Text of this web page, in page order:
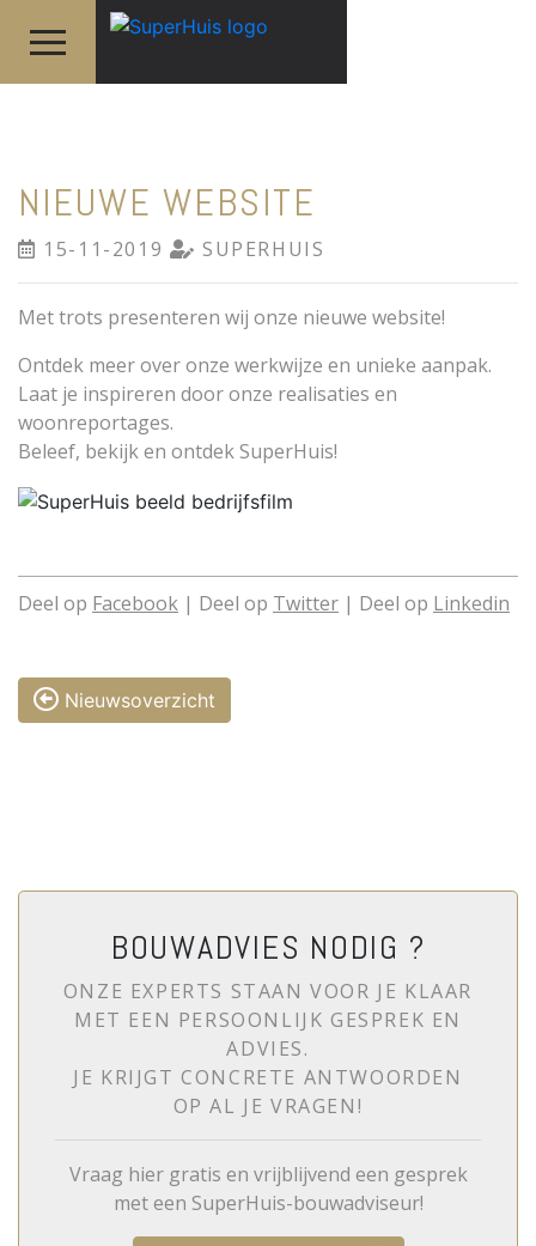
NIEUWE WEBSITE
15-11-2019 SUPERHUIS
Met trots presenteren wij onze nieuwe website!
Ontdek meer over onze werkwijze en unieke aanpak.
Laat je inspireren door onze realisaties en
woonreportages.
Beleef, bekijk en ontdek SuperHuis!
Deel op Facebook | Deel op Twitter | Deel op Linkedin
Nieuwsoverzicht
BOUWADVIES NODIG ?
ONZE EXPERTS STAAN VOOR JE KLAAR
MET EEN PERSOONLIJK GESPREK EN
ADVIES.
JE KRIJGT CONCRETE ANTWOORDEN
OP AL JE VRAGEN!
Vraag hier gratis en vrijblijvend een gesprek
met een SuperHuis-bouwadviseur!